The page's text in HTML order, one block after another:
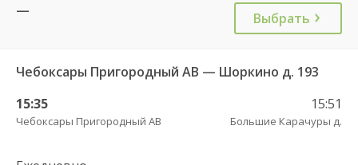
—
Выбрать
Чебоксары Пригородный АВ — Шоркино д. 193
15:35
Чебоксары Пригородный АВ
15:51
Большие Карачуры д.